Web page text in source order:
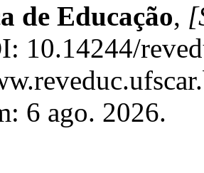
de Educação,
10.14244/
6 ago. 2026.